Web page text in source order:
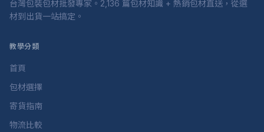
台灣包裝包材批發專家。2,136 篇包材知識 + 熱銷包材直送，從選
材到出貨一站搞定。
教學分類
首頁
包材選擇
寄貨指南
物流比較